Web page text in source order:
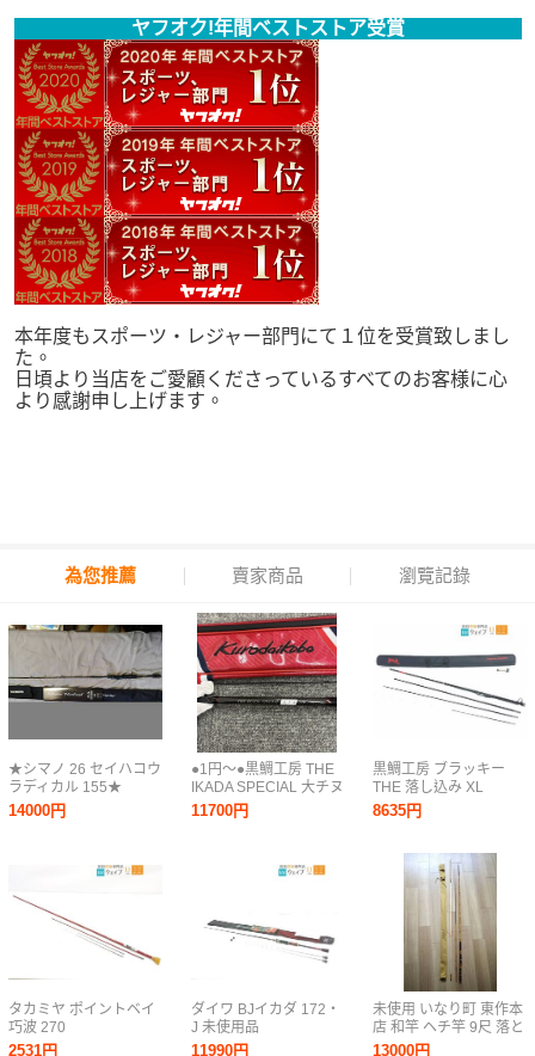
ヤフオク!年間ベストストア受賞
本年度もスポーツ・レジャー部門にて１位を受賞致しまし
た。
日頃より当店をご愛顧くださっているすべてのお客様に心
より感謝申し上げます。
為您推薦 賣家商品 瀏覽記錄
★シマノ 26 セイハコウ
ラディカル 155★
14000円
タカミヤ ポイントベイ
巧波 270
2531円
●1円～●黒鯛工房 THE
IKADA SPECIAL 大チヌ
158 筏スペシャル チヌ
竿 ロッド 釣竿
11700円
ダイワ BJイカダ 172・
J 未使用品
11990円
黒鯛工房 ブラッキー
THE 落し込み XL
2WAY 40/45
8635円
未使用 いなり町 東作本
店 和竿 ヘチ竿 9尺 落と
し込み クロダイ チヌ
13000円